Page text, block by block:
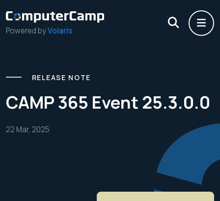
Powered byVolaris
RELEASE NOTE
CAMP 365 Event 25.3.0.0
22 Mar, 2025